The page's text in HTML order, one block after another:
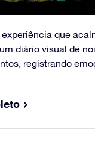
que
diário visual de
registrando